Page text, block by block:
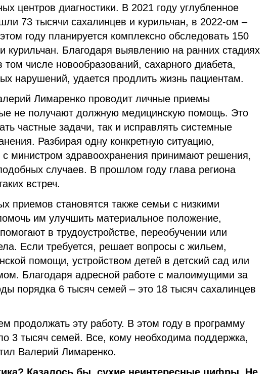
центров диагностики. В 2021 году углубленное
73 тысячи сахалинцев и курильчан, в 2022-ом –
году планируется комплексно обследовать 150
курильчан. Благодаря выявлению на ранних стадиях
том числе новообразований, сахарного диабета,
нарушений, удается продлить жизнь пациентам.
Лимаренко проводит личные приемы
не получают должную медицинскую помощь. Это
частные задачи, так и исправлять системные
Разбирая одну конкретную ситуацию,
с министром здравоохранения принимают решения,
случаев. В прошлом году глава региона
встреч.
приемов становятся также семьи с низкими
им улучшить материальное положение,
в трудоустройстве, переобучении или
Если требуется, решает вопросы с жильем,
помощи, устройством детей в детский сад или
Благодаря адресной работе с малоимущими за
порядка 6 тысяч семей – это 18 тысяч сахалинцев
продолжать эту работу. В этом году в программу
3 тысяч семей. Все, кому необходима поддержка,
Валерий Лимаренко.